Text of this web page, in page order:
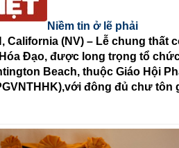
Niềm tin ở lẽ phải
California (NV) – Lễ chung
Đạo, được long trọng tổ
Beach, thuộc Giáo Hội
đông đủ chư